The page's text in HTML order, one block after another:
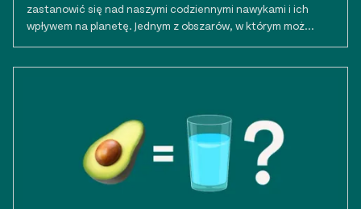
zastanowić się nad naszymi codziennymi nawykami i ich
wpływem na planetę. Jednym z obszarów, w którym moż...